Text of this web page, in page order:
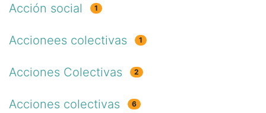
Acción social 1
Accionees colectivas 1
Acciones Colectivas 2
Acciones colectivas 6